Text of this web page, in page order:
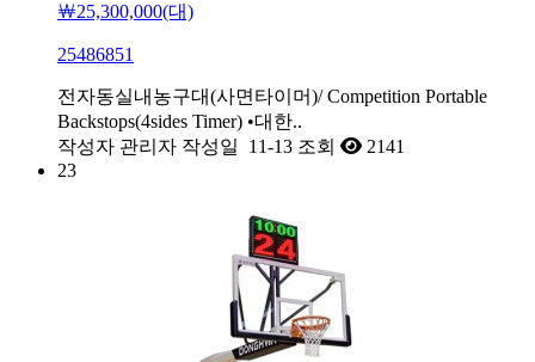
￦25,300,000(대)
25486851
전자동실내농구대(사면타이머)/ Competition Portable
Backstops(4sides Timer) •대한..
작성자 관리자 작성일 11-13 조회
2141
23